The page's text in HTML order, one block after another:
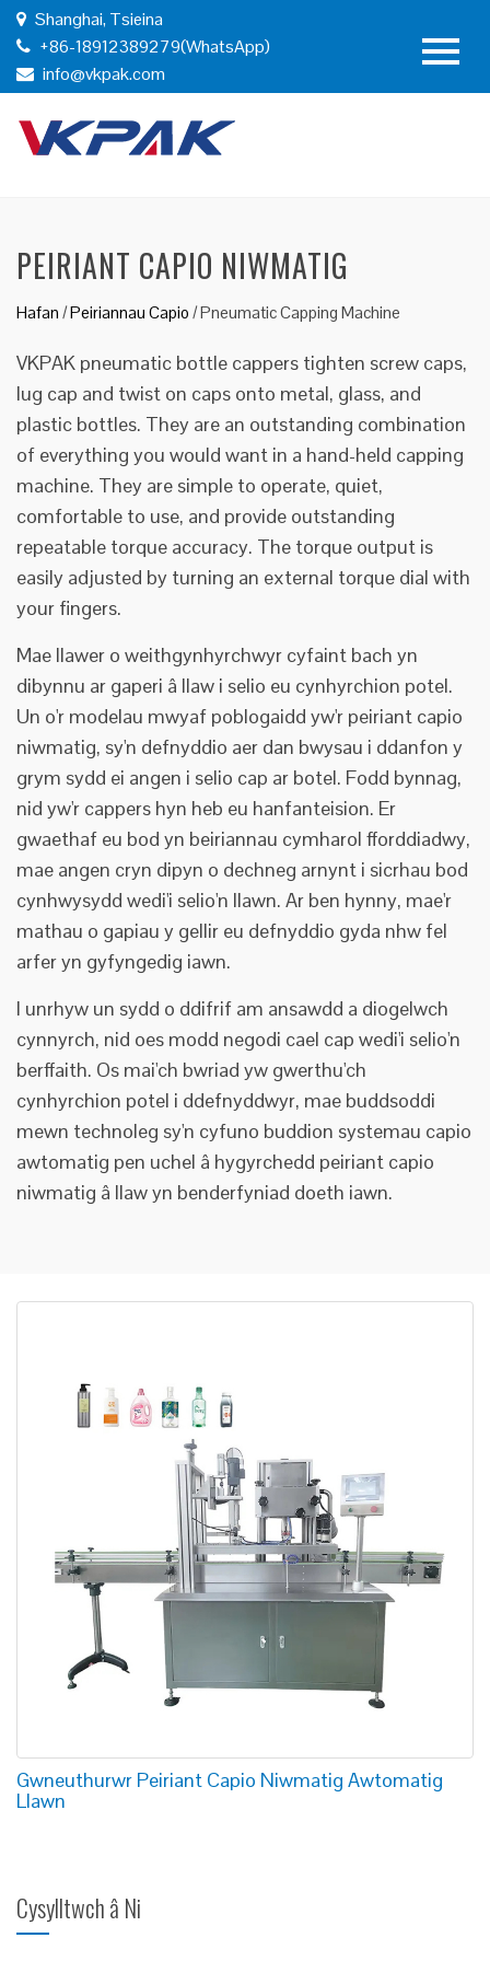
Shanghai, Tsieina
+86-18912389279(WhatsApp)
info@vkpak.com
PEIRIANT CAPIO NIWMATIG
Hafan /Peiriannau Capio /Pneumatic Capping Machine
VKPAK pneumatic bottle cappers tighten screw caps,
lug cap and twist on caps onto metal, glass, and
plastic bottles. They are an outstanding combination
of everything you would want in a hand-held capping
machine. They are simple to operate, quiet,
comfortable to use, and provide outstanding
repeatable torque accuracy. The torque output is
easily adjusted by turning an external torque dial with
your fingers.
Mae llawer o weithgynhyrchwyr cyfaint bach yn
dibynnu ar gaperi â llaw i selio eu cynhyrchion potel.
Un o'r modelau mwyaf poblogaidd yw'r peiriant capio
niwmatig, sy'n defnyddio aer dan bwysau i ddanfon y
grym sydd ei angen i selio cap ar botel. Fodd bynnag,
nid yw'r cappers hyn heb eu hanfanteision. Er
gwaethaf eu bod yn beiriannau cymharol fforddiadwy,
mae angen cryn dipyn o dechneg arnynt i sicrhau bod
cynhwysydd wedi'i selio'n llawn. Ar ben hynny, mae'r
mathau o gapiau y gellir eu defnyddio gyda nhw fel
arfer yn gyfyngedig iawn.
I unrhyw un sydd o ddifrif am ansawdd a diogelwch
cynnyrch, nid oes modd negodi cael cap wedi'i selio'n
berffaith. Os mai'ch bwriad yw gwerthu'ch
cynhyrchion potel i ddefnyddwyr, mae buddsoddi
mewn technoleg sy'n cyfuno buddion systemau capio
awtomatig pen uchel â hygyrchedd peiriant capio
niwmatig â llaw yn benderfyniad doeth iawn.
Gwneuthurwr Peiriant Capio Niwmatig Awtomatig
Llawn
Cysylltwch â Ni